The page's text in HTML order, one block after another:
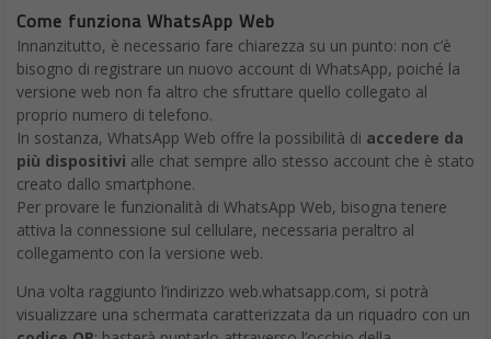
registrare note vocali da condividere con i contatti. Per non
parlare delle immancabili emoji celate sotto una comoda icona
a forma di smiley accanto alla stringa dell’area di testo.
Da WhatsApp Web si può modificare la propria foto di profilo e
visualizzare lo stato, creare un nuovo gruppo di chat e accedere
alle conversazioni archiviate o importanti.
Come scaricare WhatsApp Desktop
Puoi utilizzare WhatsApp dal computer, senza browser. Per
installare WhatsApp Desktop sul computer, scarica l’applicazione
dall’App Store di Apple, dal Microsoft Store o dal sito web di
WhatsApp. WhatsApp Desktop funziona solo su computer con
sistema operativo con i seguenti requisiti: